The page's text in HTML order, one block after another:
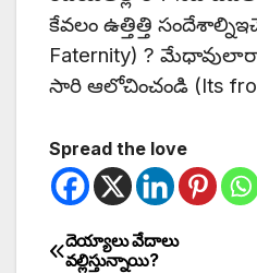
కేవలం ఉత్తిత్తి
Faternity) ?
సారి ఆలోచించండి (Its
Spread the love
దెయ్యాలు వేదాలు
వల్లిస్తున్నాయి?